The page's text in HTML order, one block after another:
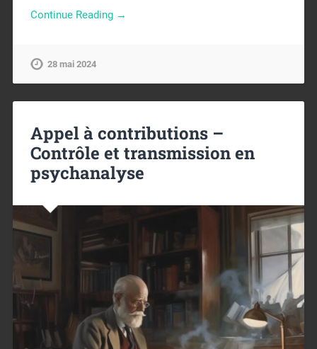
Continue Reading →
28 mai 2024
Appel à contributions –
Contrôle et transmission en
psychanalyse